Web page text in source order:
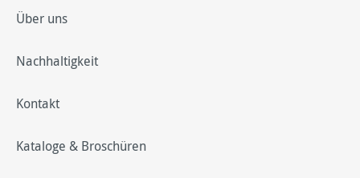
Über uns
Nachhaltigkeit
Kontakt
Kataloge & Broschüren